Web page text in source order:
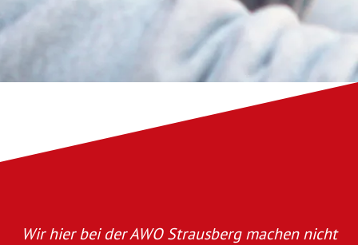
Wir hier bei der AWO Strausberg machen nicht